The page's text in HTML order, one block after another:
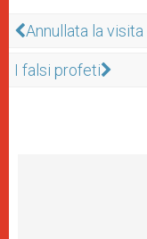
Annullata la
I falsi profeti